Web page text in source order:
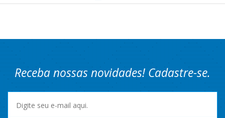
Receba nossas novidades! Cadastre-se.